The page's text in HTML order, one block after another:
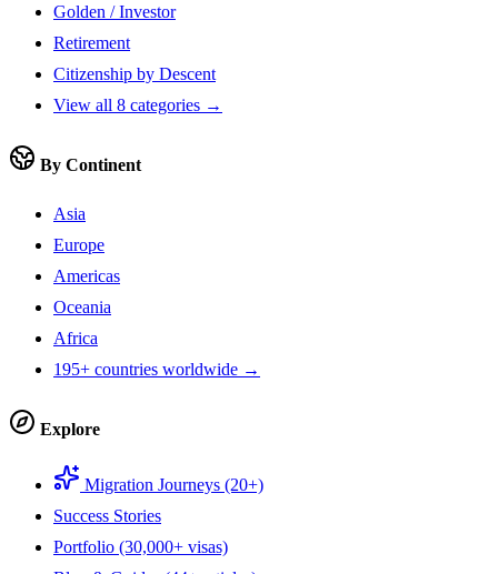
Golden / Investor
Retirement
Citizenship by Descent
View all 8 categories →
By Continent
Asia
Europe
Americas
Oceania
Africa
195+ countries worldwide →
Explore
Migration Journeys (20+)
Success Stories
Portfolio (30,000+ visas)